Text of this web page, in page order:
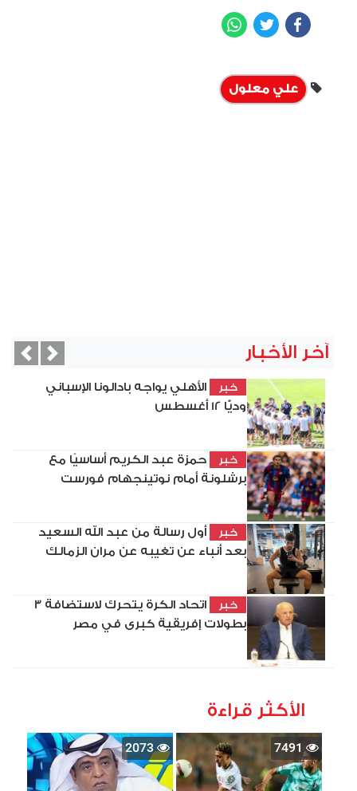
Facebook
Twitter
علي معلول
آخر الأخبار
خبر
الأهلي يواجه بادالونا الإسباني
وديًّا 12 أغسطس
خبر
حمزة عبد الكريم أساسيًا مع
برشلونة أمام نوتينجهام فورست
خبر
أول رسالة من عبد الله السعيد
بعد أنباء عن تغيبه عن مران الزمالك
خبر
اتحاد الكرة يتحرك لاستضافة 3
بطولات إفريقية كبرى في مصر
Next
الأكثر قراءة
7491
2073